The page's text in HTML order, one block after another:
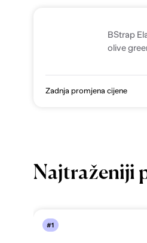
BStrap
olive
Zadnja promjena cijene
Najtraženiji
#1